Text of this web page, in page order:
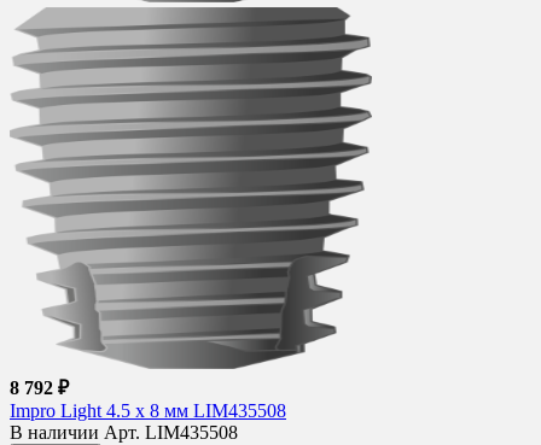
8 792 ₽
Impro Light 4.5 х 8 мм LIM435508
В наличии Арт. LIM435508